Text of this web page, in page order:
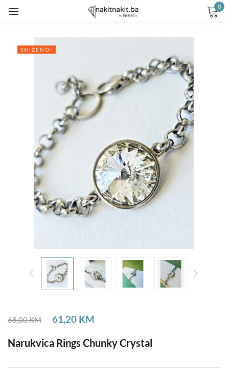
0
SNIŽENO!
68,00KM 61,20 KM
Narukvica Rings Chunky Crystal
Remember me Lost password?
LOG IN
CREATE AN ACCOUNT